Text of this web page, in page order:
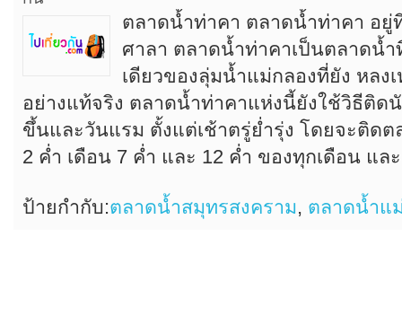
ตลาดน้ำท่าคา ตลาดน้ำท่าคา อยู่
ศาลา ตลาดน้ำท่าคาเป็นตลาดน้ำ
เดียวของลุ่มน้ำแม่กลองที่ยัง หลง
อย่างแท้จริง ตลาดน้ำท่าคาแห่งนี้ยังใช้วิธีติ
ขึ้นและวันแรม ตั้งแต่เช้าตรู่ย่ำรุ่ง โดยจะติด
2 ค่ำ เดือน 7 ค่ำ และ 12 ค่ำ ของทุกเดือน แล
ป้ายกำกับ:ตลาดน้ำสมุทรสงคราม, ตลาดน้ำแ